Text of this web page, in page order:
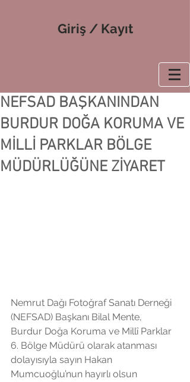
Giriş / Kayıt
NEFSAD BAŞKANINDAN
BURDUR DOĞA KORUMA VE
MİLLİ PARKLAR BÖLGE
MÜDÜRLÜĞÜNE ZİYARET
Nemrut Dağı Fotoğraf Sanatı Derneği
(NEFSAD) Başkanı Bilal Mente,
Burdur Doğa Koruma ve Millî Parklar
6. Bölge Müdürü olarak atanması
dolayısıyla sayın Hakan
Mumcuoğlu’nun hayırlı olsun